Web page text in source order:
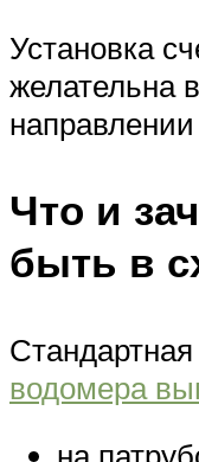
Установка
желательна
направлении
Что и
быть в
Стандартная
водомера